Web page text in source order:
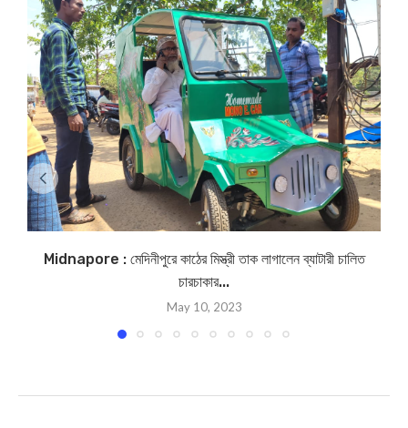
Midnapore : মেদিনীপুরে কাঠের মিস্ত্রী তাক লাগালেন ব্যাটারী চালিত
চারচাকার...
May 10, 2023